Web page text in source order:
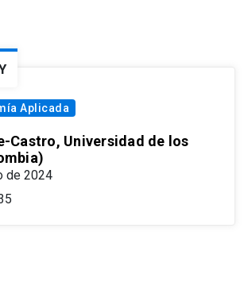
Aplicada
Castro, Universidad de los
de 2024